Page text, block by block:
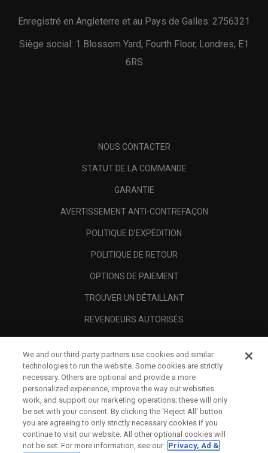
Enregistré en Angleterre et au Pays de Galles: 2756321
Siège social: 1 Blossom Yard, Fourth Floor, Londres, E1
6RS
NOUS CONTACTER
STATUT DE LA COMMANDE
GARANTIE
AVERTISSEMENT ANTI-CONTREFAÇON
POLITIQUE D'EXPÉDITION
POLITIQUE DE RETOUR
OPTIONS DE PAIEMENT
TROUVER UN DÉTAILLANT
REVENDEURS AUTORISÉS
A PROPOS
MENTIONS LÉGALES
We and our third-party partners use cookies and similar
technologies to run the website. Some cookies are strictly
necessary. Others are optional and provide a more
personalized experience, improve the way our websites
work, and support our marketing operations; these will only
be set with your consent. By clicking the ‘Reject All' button
you are agreeing to only strictly necessary cookies if you
continue to visit our website. All other optional cookies will
not be set. For more information, see our Privacy, Ad &